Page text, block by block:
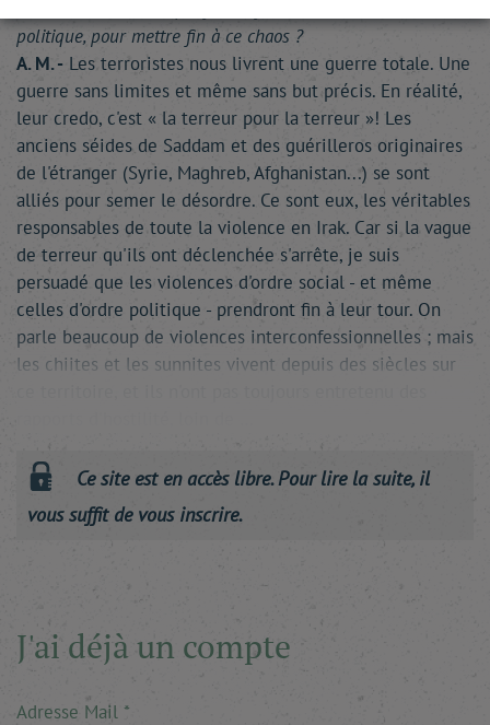
politique, pour mettre fin à ce chaos ?
A. M. - Les terroristes nous livrent une guerre totale. Une
guerre sans limites et même sans but précis. En réalité,
leur credo, c'est « la terreur pour la terreur »! Les
anciens séides de Saddam et des guérilleros originaires
de l'étranger (Syrie, Maghreb, Afghanistan...) se sont
alliés pour semer le désordre. Ce sont eux, les véritables
responsables de toute la violence en Irak. Car si la vague
de terreur qu'ils ont déclenchée s'arrête, je suis
persuadé que les violences d'ordre social - et même
celles d'ordre politique - prendront fin à leur tour. On
parle beaucoup de violences interconfessionnelles ; mais
les chiites et les sunnites vivent depuis des siècles sur
Ce site est en accès libre. Pour lire la suite, il
vous suffit de vous inscrire.
J'ai déjà un compte
Adresse Mail